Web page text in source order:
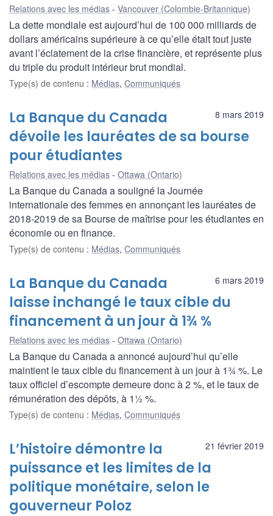
Relations avec les médias Vancouver (Colombie-Britannique)
La dette mondiale est aujourd’hui de 100 000 milliards de
dollars américains supérieure à ce qu’elle était tout juste
avant l’éclatement de la crise financière, et représente plus
du triple du produit intérieur brut mondial.
Type(s) de contenu : Médias, Communiqués
8 mars 2019
La Banque du Canada
dévoile les lauréates de sa bourse
pour étudiantes
Relations avec les médias Ottawa (Ontario)
La Banque du Canada a souligné la Journée
internationale des femmes en annonçant les lauréates de
2018-2019 de sa Bourse de maîtrise pour les étudiantes en
économie ou en finance.
Type(s) de contenu : Médias, Communiqués
6 mars 2019
La Banque du Canada
laisse inchangé le taux cible du
financement à un jour à 1¾ %
Relations avec les médias Ottawa (Ontario)
La Banque du Canada a annoncé aujourd’hui qu’elle
maintient le taux cible du financement à un jour à 1¾ %. Le
taux officiel d’escompte demeure donc à 2 %, et le taux de
rémunération des dépôts, à 1½ %.
Type(s) de contenu : Médias, Communiqués
21 février 2019
L’histoire démontre la
puissance et les limites de la
politique monétaire, selon le
gouverneur Poloz